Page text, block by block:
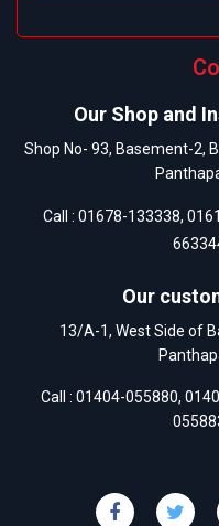
Our Shop and
Shop No- 93, Basement-2,
Call : 01678-133338,
Our
13/A-1, West Side of
Call : 01404-055880,